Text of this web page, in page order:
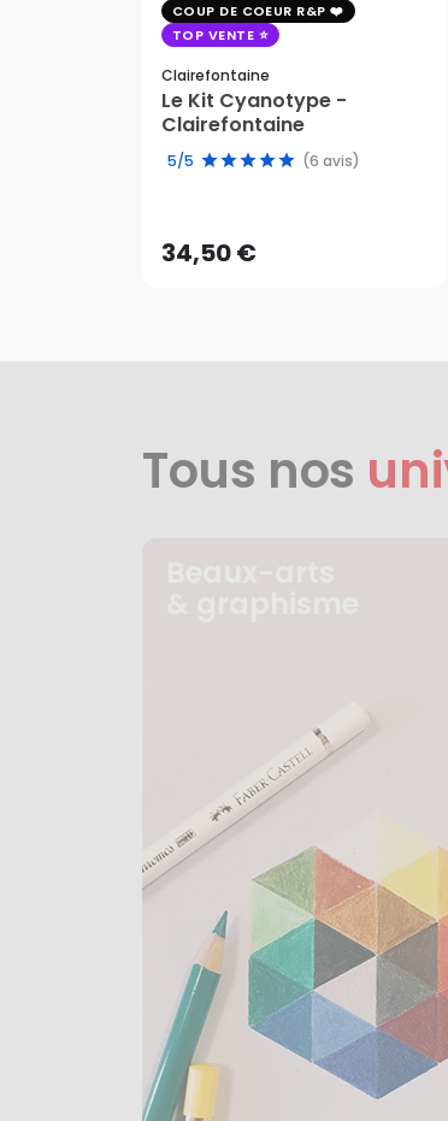
COUP DE COEUR R&P
TOP VENTE
Clairefontaine
Le Kit Cyanotype -
Clairefontaine
5/5 (6 avis)
34,50 €AJOUTER AU PANIER
Tous nos